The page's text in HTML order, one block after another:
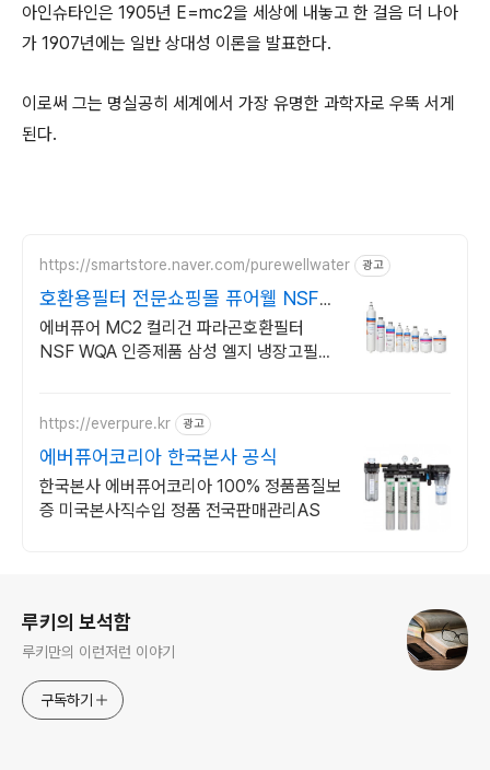
아인슈타인은 1905년 E=mc2을 세상에 내놓고 한 걸음 더 나아
가 1907년에는 일반 상대성 이론을 발표한다.
이로써 그는 명실공히 세계에서 가장 유명한 과학자로 우뚝 서게
된다.
https://smartstore.naver.com/purewellwater 광고
호환용필터 전문쇼핑몰 퓨어웰 NSF
WQA 인증제품
에버퓨어 MC2 컬리건 파라곤호환필터
NSF WQA 인증제품 삼성 엘지 냉장고필터
https://everpure.kr 광고
에버퓨어코리아 한국본사 공식
한국본사 에버퓨어코리아 100% 정품품질보
증 미국본사직수입 정품 전국판매관리AS
루키의 보석함
루키만의 이런저런 이야기
구독하기